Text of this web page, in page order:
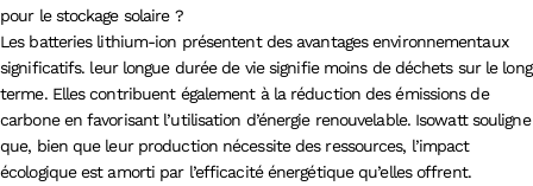
pour le stockage solaire ?
Les batteries lithium-ion présentent des avantages environnementaux
significatifs. leur longue durée de vie signifie moins de déchets sur le long
terme. Elles contribuent également à la réduction des émissions de
carbone en favorisant l’utilisation d’énergie renouvelable. Isowatt souligne
que, bien que leur production nécessite des ressources, l’impact
écologique est amorti par l’efficacité énergétique qu’elles offrent.